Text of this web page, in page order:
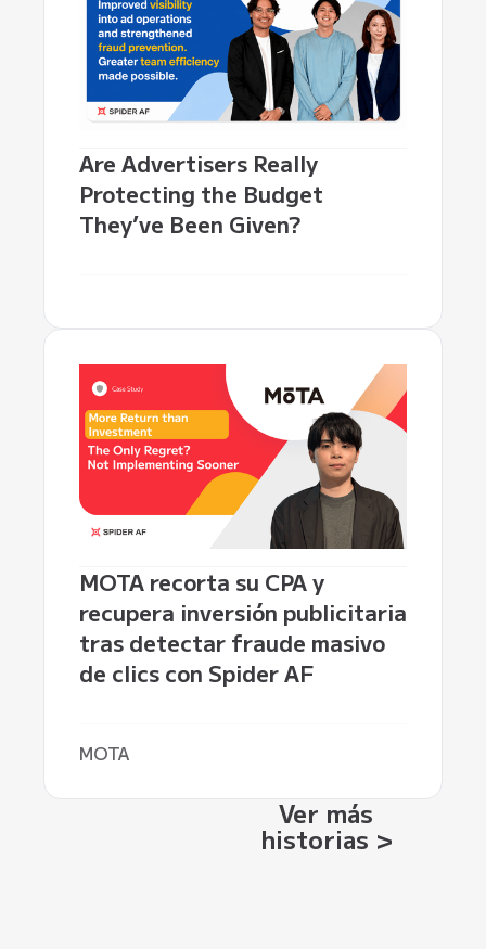
Are Advertisers Really
Protecting the Budget
They’ve Been Given?
MOTA recorta su CPA y
recupera inversión publicitaria
tras detectar fraude masivo
de clics con Spider AF
MOTA
Ver más
historias >